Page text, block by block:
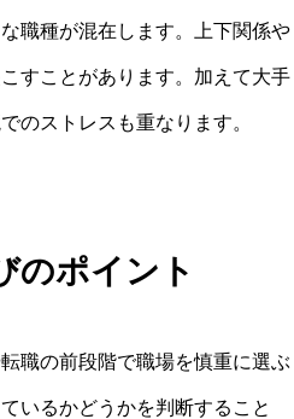
職種が混在します。上下関係や
すことがあります。加えて大手
のストレスも重なります。
のポイント
職の前段階で職場を慎重に選ぶ
いるかどうかを判断すること